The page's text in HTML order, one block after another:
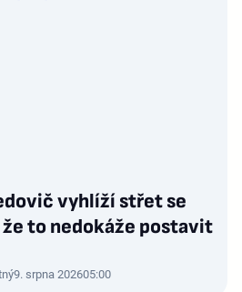
vyhlíží střet se
že to nedokáže postavit
9. srpna 202605:00